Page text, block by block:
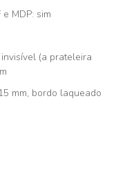
MDP: sim
(a prateleira
mm, bordo laqueado